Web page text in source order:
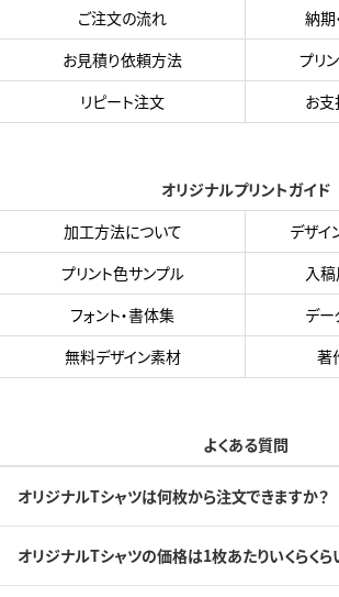
ご注文の流れ
納期
お見積り依頼方法
プリ
リピート注文
お支
オリジナルプリントガイド
加工方法について
デザイ
プリント色サンプル
入
フォント・書体集
デー
無料デザイン素材
著
よくある質問
オリジナルTシャツは何枚から注文できますか？
オリジナルTシャツの価格は1枚あたりいくらくら